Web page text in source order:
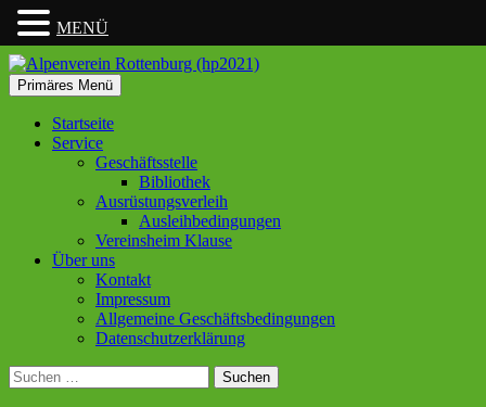
Alpenverein Rottenburg
(hp2021)
Suchen
Primäres Menü
Inhalt
Startseite
Service
Geschäftsstelle
Bibliothek
Ausrüstungsverleih
Ausleihbedingungen
Vereinsheim Klause
Über uns
Kontakt
Impressum
Allgemeine Geschäftsbedingungen
Datenschutzerklärung
Suchen
nach:
MENÜ